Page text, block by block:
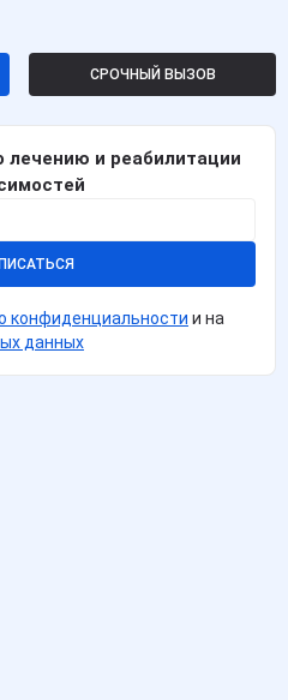
СРОЧНЫЙ ВЫЗОВ
лечению и реабилитации
конфиденциальности и на
данных